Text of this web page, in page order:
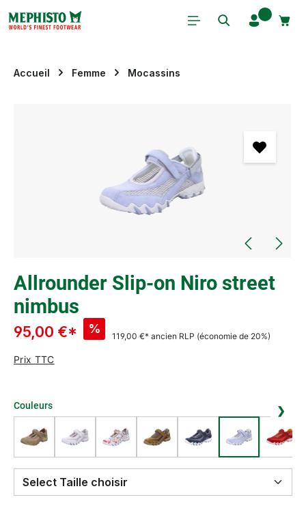
Passer au contenu principal
Accueil Femme Mocassins
Allrounder Slip-on Niro street
nimbus
95,00 €* %
119,00 €* ancien RLP (économie de 20%)
Prix TTC
Couleurs ❯
Select Taille choisir